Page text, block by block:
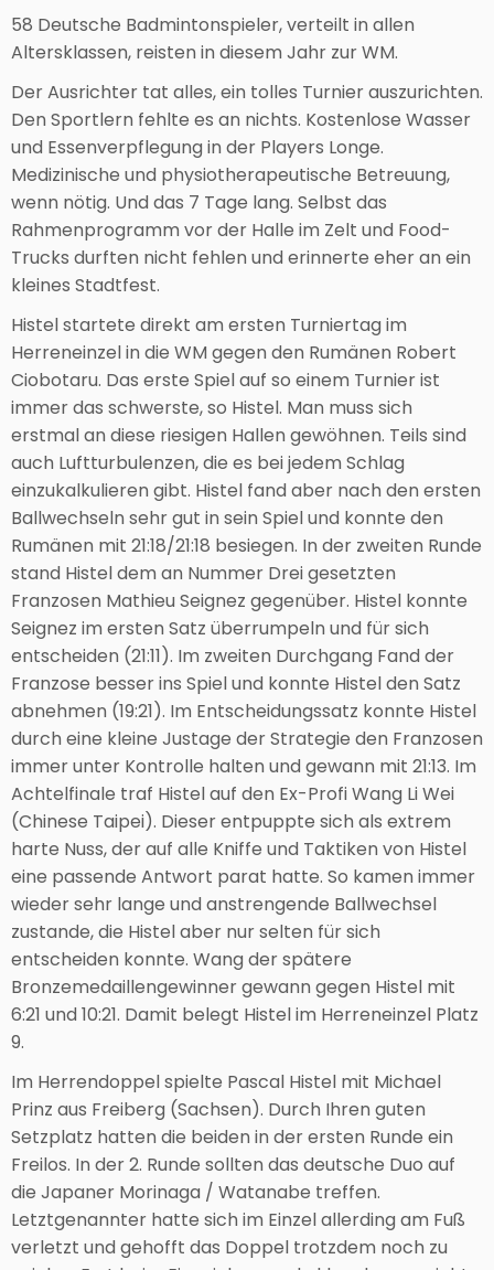
58 Deutsche Badmintonspieler, verteilt in allen
Altersklassen, reisten in diesem Jahr zur WM.
Der Ausrichter tat alles, ein tolles Turnier auszurichten.
Den Sportlern fehlte es an nichts. Kostenlose Wasser
und Essenverpflegung in der Players Longe.
Medizinische und physiotherapeutische Betreuung,
wenn nötig. Und das 7 Tage lang. Selbst das
Rahmenprogramm vor der Halle im Zelt und Food-
Trucks durften nicht fehlen und erinnerte eher an ein
kleines Stadtfest.
Histel startete direkt am ersten Turniertag im
Herreneinzel in die WM gegen den Rumänen Robert
Ciobotaru. Das erste Spiel auf so einem Turnier ist
immer das schwerste, so Histel. Man muss sich
erstmal an diese riesigen Hallen gewöhnen. Teils sind
auch Luftturbulenzen, die es bei jedem Schlag
einzukalkulieren gibt. Histel fand aber nach den ersten
Ballwechseln sehr gut in sein Spiel und konnte den
Rumänen mit 21:18/21:18 besiegen. In der zweiten Runde
stand Histel dem an Nummer Drei gesetzten
Franzosen Mathieu Seignez gegenüber. Histel konnte
Seignez im ersten Satz überrumpeln und für sich
entscheiden (21:11). Im zweiten Durchgang Fand der
Franzose besser ins Spiel und konnte Histel den Satz
abnehmen (19:21). Im Entscheidungssatz konnte Histel
durch eine kleine Justage der Strategie den Franzosen
immer unter Kontrolle halten und gewann mit 21:13. Im
Achtelfinale traf Histel auf den Ex-Profi Wang Li Wei
(Chinese Taipei). Dieser entpuppte sich als extrem
harte Nuss, der auf alle Kniffe und Taktiken von Histel
eine passende Antwort parat hatte. So kamen immer
wieder sehr lange und anstrengende Ballwechsel
zustande, die Histel aber nur selten für sich
entscheiden konnte. Wang der spätere
Bronzemedaillengewinner gewann gegen Histel mit
6:21 und 10:21. Damit belegt Histel im Herreneinzel Platz
9.
Im Herrendoppel spielte Pascal Histel mit Michael
Prinz aus Freiberg (Sachsen). Durch Ihren guten
Setzplatz hatten die beiden in der ersten Runde ein
Freilos. In der 2. Runde sollten das deutsche Duo auf
die Japaner Morinaga / Watanabe treffen.
Letztgenannter hatte sich im Einzel allerding am Fuß
verletzt und gehofft das Doppel trotzdem noch zu